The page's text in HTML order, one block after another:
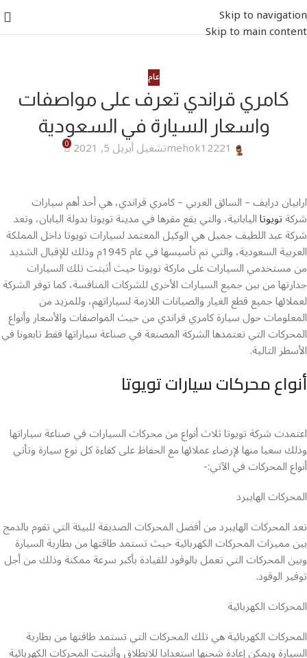
Skip to navigation
Skip to main content
عام
كامري قراندي تعرف على مواصفات
واسعار السيارة في السعودية
mehok12221تشغيل أبريل 5, 2021 0
ارابيان درايف – السائق العربي – كامري قراندي، هي أحد أهم سيارات
شركةتويوتااليابانية، والتي يقع مقرها في مدينة تويوتا بدولة اليابان، وتعد
شركة عبد اللطيف جميل هي الوكيل المعتمد لسيارات تويوتا داخل المملكة
العربية السعودية، والتي تم تأسيسها في عام 1945م وذلك للإقبال الشديد
من مستخدمي السيارات على ماركة تويوتا حيث أثبتت تلك السيارات
جدارتها من بين جميع السيارات الأخرى للشركات المنافسة، كما توفر الشركة
لعملائها جميع قطع الغيار والصيانات اللازمة لسياراتهم، وللمزيد من
المعلومات حول سيارة كامري قراندي من حيث المواصفات والأسعار وأنواع
المحركات التي تعتمدها الشركة المصنعة في صناعة سياراتها فقط تابعونا في
الأسطر التالية.
أنواع محركات سيارات تويوتا
اعتمدت شركة تويوتا ثلاث أنواع من محركات السيارات في صناعة سياراتها
وذلك سعيا منها لإرضاء عملائها مع الحفاظ على كفاءة كل نوع سيارة وتأتي
أنواع المحركات في الآتي:-
المحركات الهايبرد
تعد المحركات الهايبرد من أفضل المحركات الصديقة للبيئة التي تقوم بالدمج
بين مميزات المحركات الكهربائية حيث تستمد طاقتها من بطارية السيارة
وبين المحركات التي تعمل بالوقود للقيادة بأكبر سرعة ممكنة وذلك من أجل
توفير الوقود.
المحركات الكهربائية
المحركات الكهربائية هي تلك المحركات التي تستمد طاقتها من بطارية
السيارة ويمكن إعادة شحنها استعدادا للانطلاق وأثبتت المحركات الكهربائية